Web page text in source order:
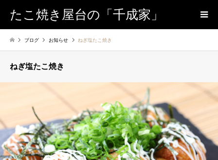
たこ焼き屋台の「千成家」
ブログ お知らせ ねぎ塩たこ焼き
ねぎ塩たこ焼き